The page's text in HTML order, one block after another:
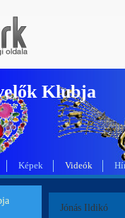
Klubja
Képek Videók
Jónás Ildikó